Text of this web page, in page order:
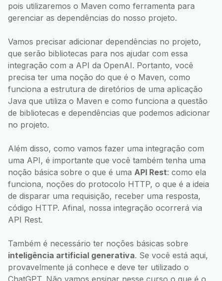
pois utilizaremos o Maven como ferramenta para
gerenciar as dependências do nosso projeto.
Vamos precisar adicionar dependências no projeto,
que serão bibliotecas para nos ajudar com essa
integração com a API da OpenAI. Portanto, você
precisa ter uma noção do que é o Maven, como
funciona a estrutura de diretórios de uma aplicação
Java que utiliza o Maven e como funciona a questão
de bibliotecas e dependências que podemos adicionar
no projeto.
Além disso, como vamos fazer uma integração com
uma API, é importante que você também tenha uma
noção básica sobre o que é uma API Rest: como ela
funciona, noções do protocolo HTTP, o que é a ideia
de disparar uma requisição, receber uma resposta,
código HTTP. Afinal, nossa integração ocorrerá via
API Rest.
Também é necessário ter noções básicas sobre
inteligência artificial generativa. Se você está aqui,
provavelmente já conhece e deve ter utilizado o
ChatGPT. Não vamos ensinar nesse curso o que é o